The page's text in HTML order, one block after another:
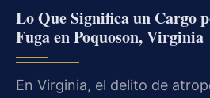
Lo Que Significa un Cargo
Fuga en Poquoson, Virginia
En Virginia, el delito de